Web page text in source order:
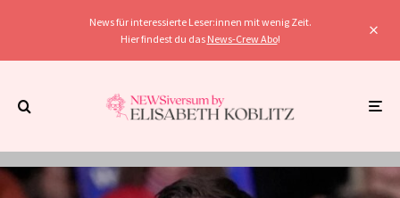
News für interessierte Leser:innen mit wenig Zeit.
Hier findest du das News-Crew Abo!